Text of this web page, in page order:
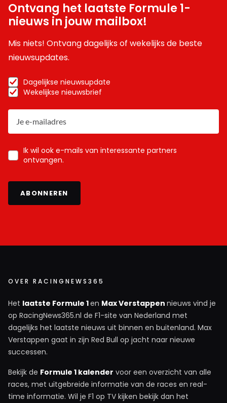
Ontvang het laatste Formule 1-
nieuws in jouw mailbox!
Mis niets! Ontvang dagelijks of wekelijks de beste
nieuwsupdates.
Dagelijkse nieuwsupdate
Wekelijkse nieuwsbrief
Ik wil ook e-mails van interessante partners
ontvangen.
ABONNEREN
OVER RACINGNEWS365
Het laatste Formule 1en Max Verstappen nieuws vind je
op RacingNews365.nl de F1-site van Nederland met
dagelijks het laatste nieuws uit binnen en buitenland. Max
Verstappen gaat in zijn Red Bull op jacht naar nieuwe
successen.
Bekijk de Formule 1 kalender voor een overzicht van alle
races, met uitgebreide informatie van de races en real-
time informatie. Wil je F1 op TV kijken bekijk dan het